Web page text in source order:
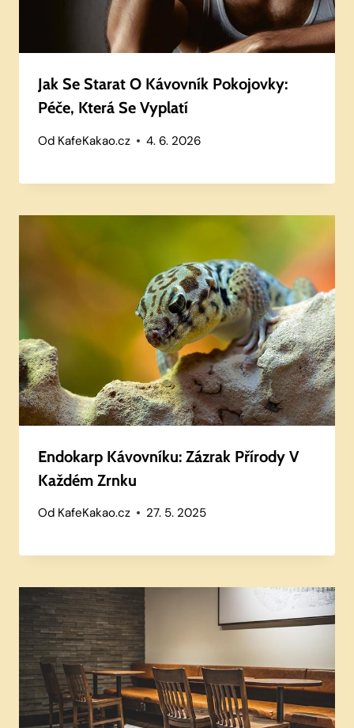
Jak Se Starat O Kávovník Pokojovky:
Péče, Která Se Vyplatí
Od KafeKakao.cz 4. 6. 2026
Endokarp Kávovníku: Zázrak Přírody V
Každém Zrnku
Od KafeKakao.cz 27. 5. 2025